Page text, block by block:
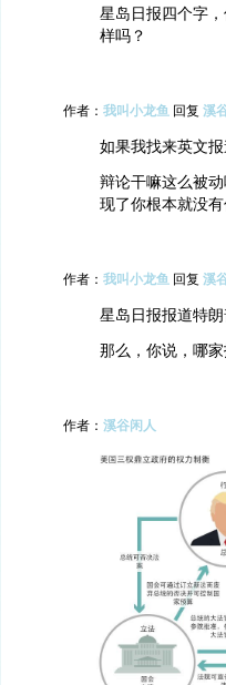
星岛日报四个字
样吗？
作者： 我叫小龙鱼 回复 溪
如果我找来英文
辩论干嘛这么被
现了你根本就没
作者： 我叫小龙鱼 回复 溪
星岛日报报道特
那么，你说，哪
作者： 溪谷闲人